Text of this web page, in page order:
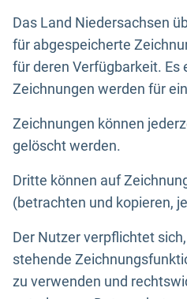
Das Land Niedersachsen
für abgespeicherte
für deren Verfügbarkeit. Es
Zeichnungen werden für
Zeichnungen können
gelöscht werden.
Dritte können auf
(betrachten und kopieren,
Der Nutzer verpflichtet
stehende
zu verwenden und